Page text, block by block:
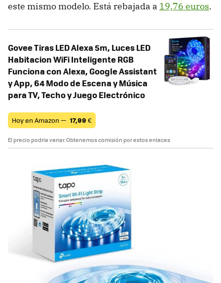
este mismo modelo. Está rebajada a 19,76 euros.
Govee Tiras LED Alexa 5m, Luces LED
Habitacion WiFi Inteligente RGB
Funciona con Alexa, Google Assistant
y App, 64 Modo de Escena y Música
para TV, Techo y Juego Electrónico
Hoy en Amazon — 17,99 €
El precio podría variar. Obtenemos comisión por estos enlaces